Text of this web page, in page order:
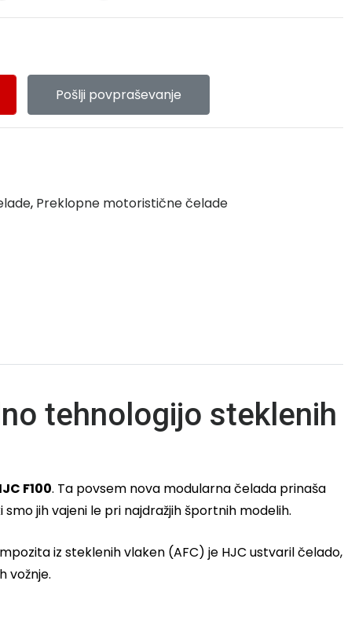
Pošlji povpraševanje
, Preklopne motoristične čelade
tehnologijo steklenih
F100. Ta povsem nova modularna čelada prinaša
jih vajeni le pri najdražjih športnih modelih.
iz steklenih vlaken (AFC) je HJC ustvaril čelado,
vožnje.